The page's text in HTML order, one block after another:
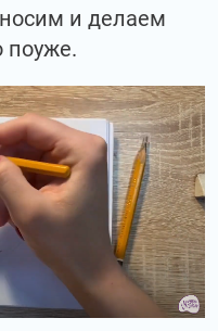
и делаем
поуже.